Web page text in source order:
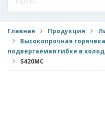
Главная Продукция
Высокопрочная
подвергаемая гибке в
S420MC